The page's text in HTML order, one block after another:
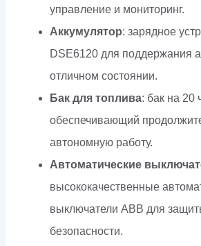
управление и мониторинг.
Аккумулятор: зарядное
DSE6120 для поддержания
отличном состоянии.
Бак для топлива: бак на 20
обеспечивающий
автономную работу.
Автоматические
высококачественные
выключатели ABB для
безопасности.